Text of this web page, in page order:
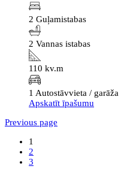
2 Guļamistabas
2 Vannas istabas
110 kv.m
1 Autostāvvieta / garāža
Apskatīt īpašumu
Previous page
1
2
3